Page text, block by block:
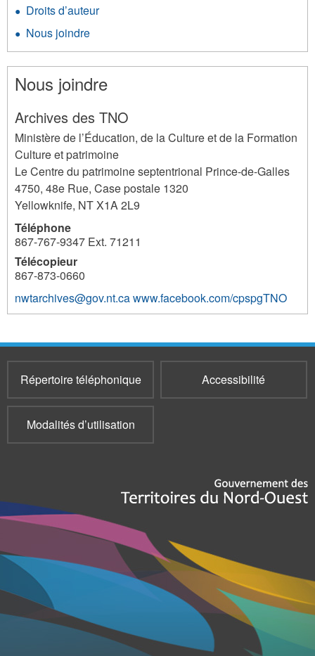
Droits d’auteur
Nous joindre
Nous joindre
Archives des TNO
Ministère de l’Éducation, de la Culture et de la Formation
Culture et patrimoine
Le Centre du patrimoine septentrional Prince-de-Galles
4750, 48e Rue, Case postale 1320
Yellowknife, NTX1A 2L9
Téléphone
867-767-9347 Ext. 71211
Télécopieur
867-873-0660
nwtarchives@gov.nt.cawww.facebook.com/cpspgTNO
3696
Répertoire téléphonique Accessibilité
Modalités d’utilisation